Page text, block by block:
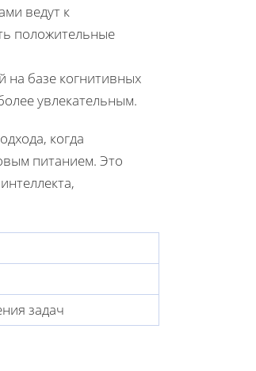
ведут к
положительные
на базе когнитивных
увлекательным.
когда
питанием. Это
задач